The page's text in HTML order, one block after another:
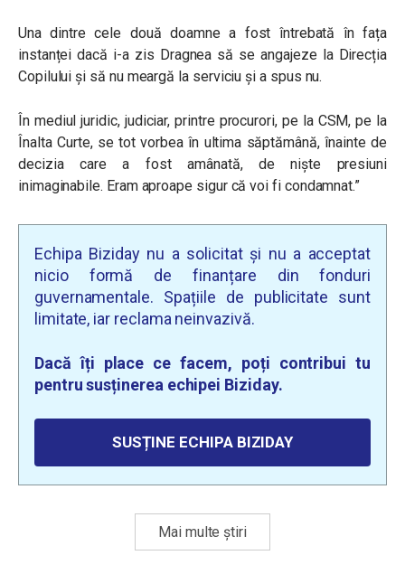
Una dintre cele două doamne a fost întrebată în fața
instanței dacă i-a zis Dragnea să se angajeze la Direcția
Copilului și să nu meargă la serviciu și a spus nu.
În mediul juridic, judiciar, printre procurori, pe la CSM, pe la
Înalta Curte, se tot vorbea în ultima săptămână, înainte de
decizia care a fost amânată, de niște presiuni
inimaginabile. Eram aproape sigur că voi fi condamnat.”
Echipa Biziday nu a solicitat și nu a acceptat
nicio formă de finanțare din fonduri
guvernamentale. Spațiile de publicitate sunt
limitate, iar reclama neinvazivă.
Dacă îți place ce facem, poți contribui tu
pentru susținerea echipei Biziday.
SUSȚINE ECHIPA BIZIDAY
Mai multe știri